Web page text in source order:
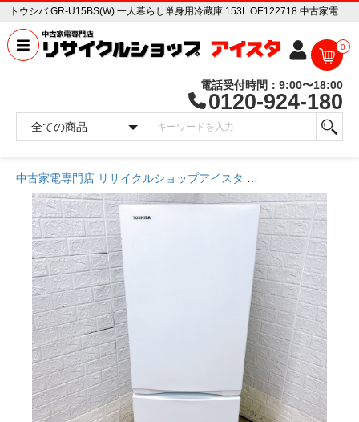
トウシバ GR-U15BS(W) 一人暮らし単身用冷蔵庫 153L OE122718 中古家電販売専門店 リサイクルショップ アイスタ
0
電話受付時間：9:00〜18:00
0120-924-180
中古家電専門店 リサイクルショップアイスタ